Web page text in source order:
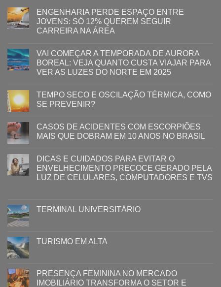
ENGENHARIA PERDE ESPAÇO ENTRE
JOVENS: SÓ 12% QUEREM SEGUIR
CARREIRA NA ÁREA
VAI COMEÇAR A TEMPORADA DE AURORA
BOREAL: VEJA QUANTO CUSTA VIAJAR PARA
VER AS LUZES DO NORTE EM 2025
TEMPO SECO E OSCILAÇÃO TÉRMICA, COMO
SE PREVENIR?
CASOS DE ACIDENTES COM ESCORPIÕES
MAIS QUE DOBRAM EM 10 ANOS NO BRASIL
DICAS E CUIDADOS PARA EVITAR O
ENVELHECIMENTO PRECOCE GERADO PELA
LUZ ​DE CELULARES, COMPUTADORES E TVS​​
TERMINAL UNIVERSITÁRIO
TURISMO EM ALTA
PRESENÇA FEMININA NO MERCADO
IMOBILIÁRIO TRANSFORMA O SETOR E